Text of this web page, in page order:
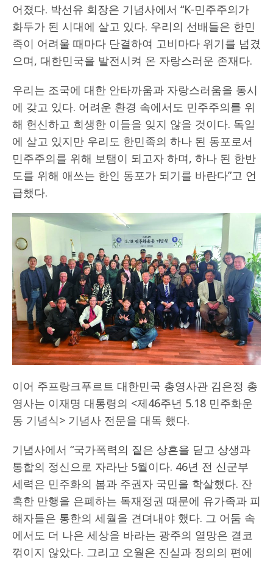
어졌다. 박선유 회장은 기념사에서 “K-민주주의가
화두가 된 시대에 살고 있다. 우리의 선배들은 한민
족이 어려울 때마다 단결하여 고비마다 위기를 넘겼
으며, 대한민국을 발전시켜 온 자랑스러운 존재다.
우리는 조국에 대한 안타까움과 자랑스러움을 동시
에 갖고 있다. 어려운 환경 속에서도 민주주의를 위
해 헌신하고 희생한 이들을 잊지 않을 것이다. 독일
에 살고 있지만 우리도 한민족의 하나 된 동포로서
민주주의를 위해 보탬이 되고자 하며, 하나 된 한반
도를 위해 애쓰는 한인 동포가 되기를 바란다”고 언
급했다.
이어 주프랑크푸르트 대한민국 총영사관 김은정 총
영사는 이재명 대통령의 <제46주년 5.18 민주화운
동 기념식> 기념사 전문을 대독 했다.
기념사에서 “국가폭력의 짙은 상흔을 딛고 상생과
통합의 정신으로 자라난 5월이다. 46년 전 신군부
세력은 민주화의 봄과 주권자 국민을 학살했다. 잔
혹한 만행을 은폐하는 독재정권 때문에 유가족과 피
해자들은 통한의 세월을 견뎌내야 했다. 그 어둠 속
에서도 더 나은 세상을 바라는 광주의 열망은 결코
꺾이지 않았다. 그리고 오월은 진실과 정의의 편에